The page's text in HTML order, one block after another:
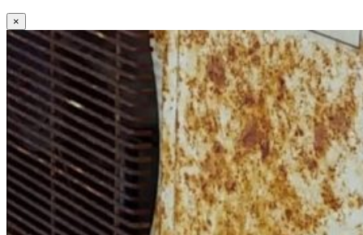
×